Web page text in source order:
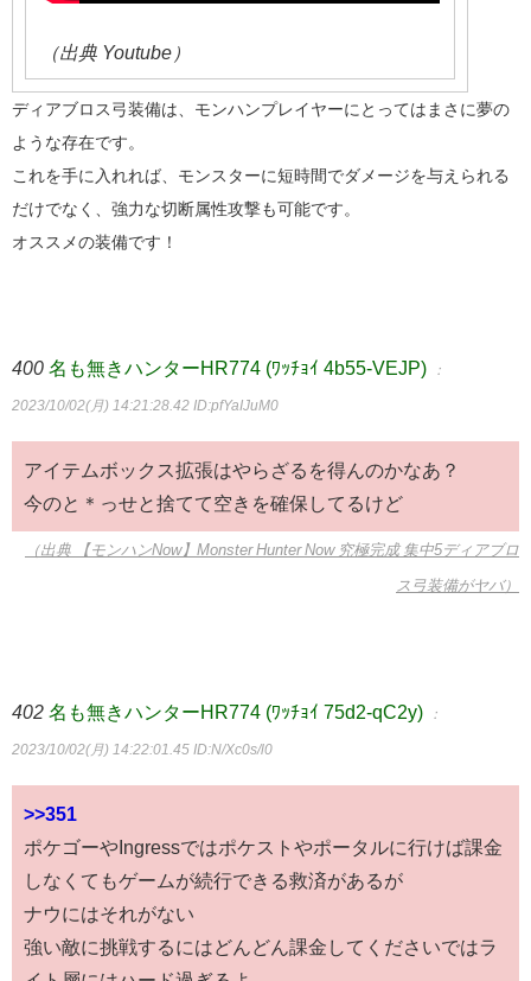
（出典 Youtube）
ディアブロス弓装備は、モンハンプレイヤーにとってはまさに夢の
ような存在です。
これを手に入れれば、モンスターに短時間でダメージを与えられる
だけでなく、強力な切断属性攻撃も可能です。
オススメの装備です！
400 名も無きハンターHR774 (ﾜｯﾁｮｲ 4b55-VEJP) ：
2023/10/02(月) 14:21:28.42 ID:pfYaIJuM0
アイテムボックス拡張はやらざるを得んのかなあ？
今のと＊っせと捨てて空きを確保してるけど
（出典 【モンハンNow】Monster Hunter Now 究極完成 集中5ディアブロ
ス弓装備がヤバ）
402 名も無きハンターHR774 (ﾜｯﾁｮｲ 75d2-qC2y) ：
2023/10/02(月) 14:22:01.45 ID:N/Xc0s/l0
>>351
ポケゴーやIngressではポケストやポータルに行けば課金
しなくてもゲームが続行できる救済があるが
ナウにはそれがない
強い敵に挑戦するにはどんどん課金してくださいではラ